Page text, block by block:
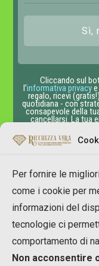
Per fornire le
come i cookie per
informazioni del
tecnologie ci
comportamento di
Non acconsentire
Sì,
Cliccando sul
l’informativa privacy
regalo, ricevi
quotidiana - con
consapevole della
cancellarsi. La tua
Copyright